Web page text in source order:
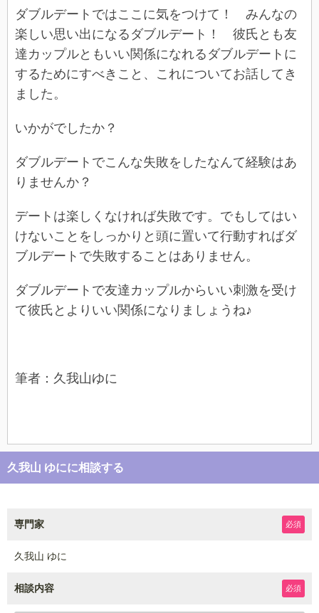
ダブルデートではここに気をつけて！ みんなの
楽しい思い出になるダブルデート！ 彼氏とも友
達カップルともいい関係になれるダブルデートに
するためにすべきこと、これについてお話してき
ました。
いかがでしたか？
ダブルデートでこんな失敗をしたなんて経験はあ
りませんか？
デートは楽しくなければ失敗です。でもしてはい
けないことをしっかりと頭に置いて行動すればダ
ブルデートで失敗することはありません。
ダブルデートで友達カップルからいい刺激を受け
て彼氏とよりいい関係になりましょうね♪
筆者：久我山ゆに
久我山 ゆにに相談する
専門家 必須
久我山 ゆに
相談内容 必須